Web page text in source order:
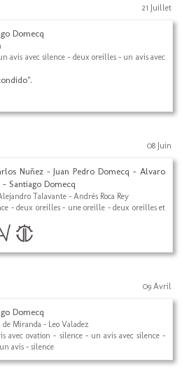
21 Juillet
Domecq
avis avec silence - deux oreilles - un avis avec
08 Juin
Nuñez - Juan Pedro Domecq - Alvaro
Santiago Domecq
Talavante - Andrés Roca Rey
- deux oreilles - une oreille - deux oreilles et
09 Avril
Domecq
de Miranda - Leo Valadez
avec ovation - silence - un avis avec silence -
avis - silence